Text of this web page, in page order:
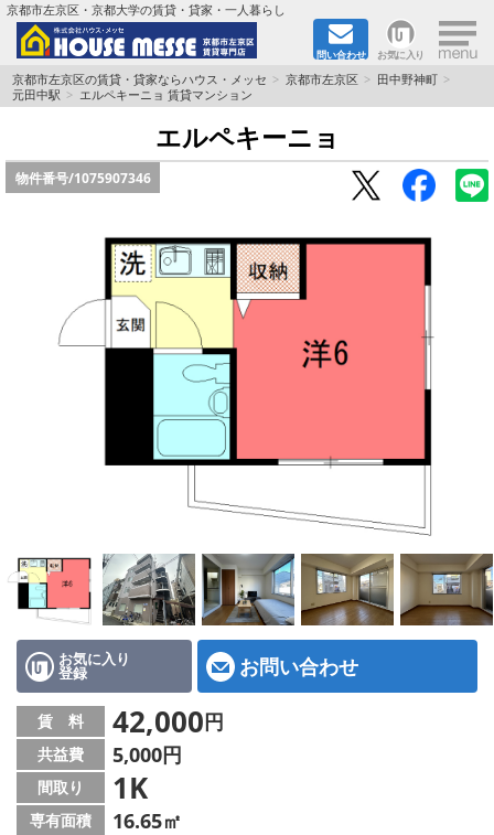
京都市左京区・京都大学の賃貸・貸家・一人暮らし
問い合わせ お気に入り ×
TOPページ
地域から検索
京都大学＆京都芸術大学生さんに
書類DL & 入居者さまへ
家族で住むならマンション？賃家？
ペット相談OKの賃貸！
ハウスメーカー施工特集！
路線·駅から探す
IT重説について
スタッフ紹介
賃貸管理の北白川店
店舗情報·アクセス
京都市左京区の賃貸・貸家ならハウス・メッセ 京都市左京区
田中野神町
元田中駅
エルペキーニョ 賃貸マンション
エルペキーニョ
物件番号/1075907346
お気に入り
登録 お問い合わせ
賃 料 42,000円
共益費 5,000円
間取り 1K
専有面積 16.65㎡